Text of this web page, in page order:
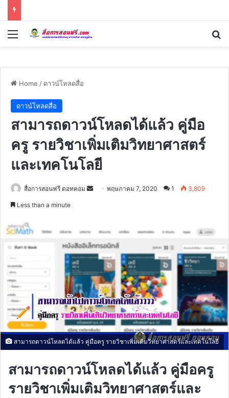
Menu
Home / ดาวน์โหลดสื่อ
ดาวน์โหลดสื่อ
สามารถดาวน์โหลดได้แล้ว คู่มือ
ครู รายวิชาเพิ่มเติมวิทยาศาสตร์
และเทคโนโลยี
สื่อการสอนฟรี ดอทคอม
Sendพฤษภาคม 7, 2020 1 3,809
Less than a minute
สามารถดาวน์โหลดได้แล้ว คู่มือครู รายวิชาเพิ่มเติมวิทยาศาสตร์และเทคโนโลยี
สามารถดาวน์โหลดได้แล้ว คู่มือครู
รายวิชาเพิ่มเติมวิทยาศาสตร์และ